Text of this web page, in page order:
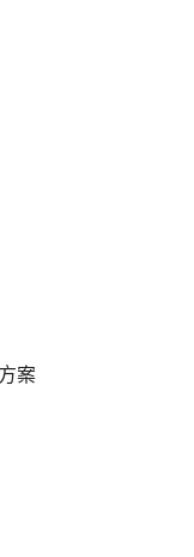
案